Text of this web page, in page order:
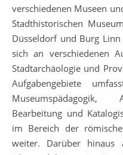
verschiedenen Museen
Stadthistorischen
Düsseldorf und Burg
sich an verschiedenen
Stadtarchäologie und
Aufgabengebiete
Museumspädagogik,
Bearbeitung und
im Bereich der
weiter. Darüber hinaus